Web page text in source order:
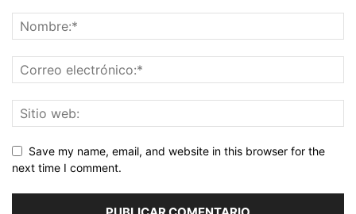
Save my name, email, and website in this browser for the
next time I comment.